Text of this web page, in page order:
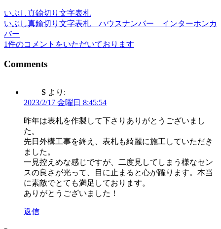
投
稿
ナ
ビ
いぶし真鍮切り文字表札
いぶし真鍮切り文字表札 ハウスナンバー インターホンカ
バー
1件のコメントをいただいております
Comments
S より:
2023/2/17 金曜日 8:45:54
昨年は表札を作製して下さりありがとうございまし
た。
先日外構工事を終え、表札も綺麗に施工していただき
ました。
一見控えめな感じですが、二度見してしまう様なセン
スの良さが光って、目に止まると心が躍ります。本当
に素敵でとても満足しております。
ありがとうございました！
返信